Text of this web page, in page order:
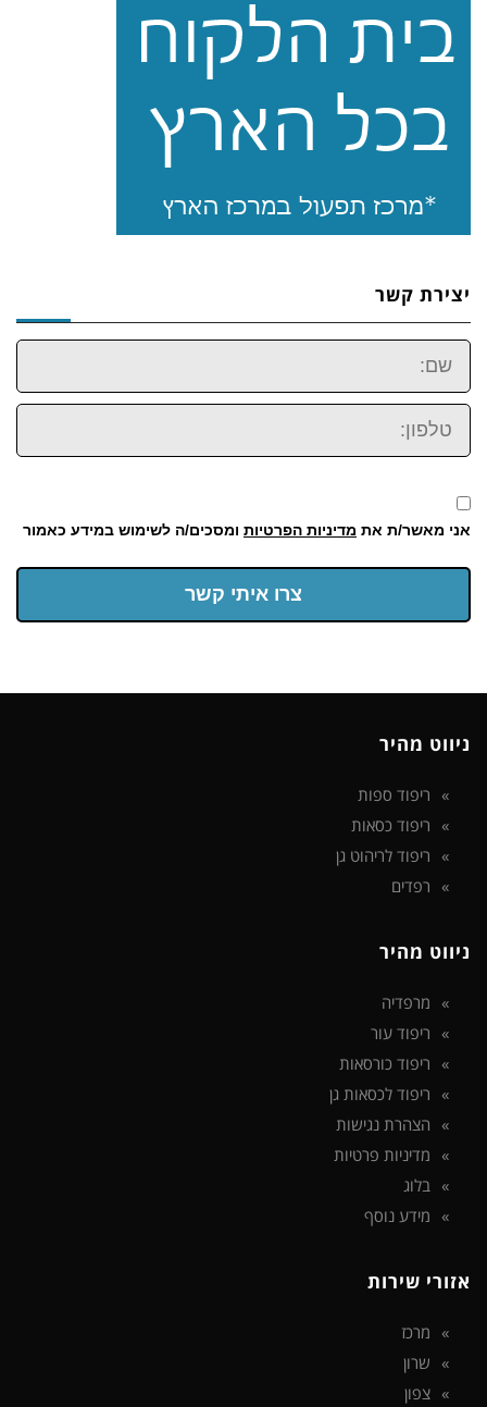
יצירת קשר
שם:
טלפון:
אני מאשר/ת את מדיניות הפרטיות ומסכים/ה לשימוש במידע כאמור
צרו איתי קשר
ניווט מהיר
ריפוד ספות
ריפוד כסאות
ריפוד לריהוט גן
רפדים
ניווט מהיר
מרפדיה
ריפוד עור
ריפוד כורסאות
ריפוד לכסאות גן
הצהרת נגישות
מדיניות פרטיות
בלוג
מידע נוסף
אזורי שירות
מרכז
שרון
צפון